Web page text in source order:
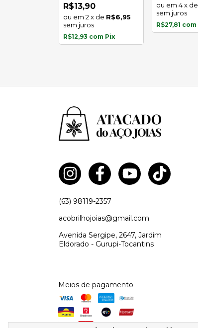
R$13,90
2 x de R$6,95
sem juros
R$12,93 com Pix
4 x de
sem juros
R$27,81 com
(63) 98119-2357
acobrilhojoias@gmail.com
Avenida Sergipe, 2647, Jardim
Eldorado - Gurupi-Tocantins
Meios de pagamento